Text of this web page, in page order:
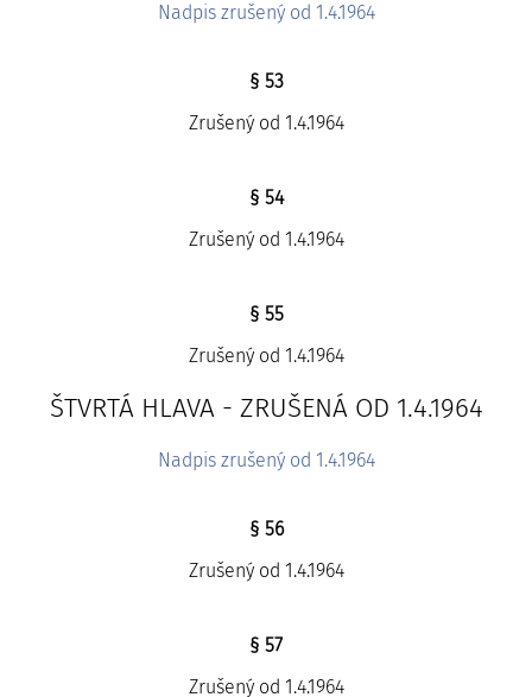
Nadpis zrušený od 1.4.1964
§ 53
Zrušený od 1.4.1964
§ 54
Zrušený od 1.4.1964
§ 55
Zrušený od 1.4.1964
ŠTVRTÁ HLAVA - ZRUŠENÁ OD 1.4.1964
Nadpis zrušený od 1.4.1964
§ 56
Zrušený od 1.4.1964
§ 57
Zrušený od 1.4.1964